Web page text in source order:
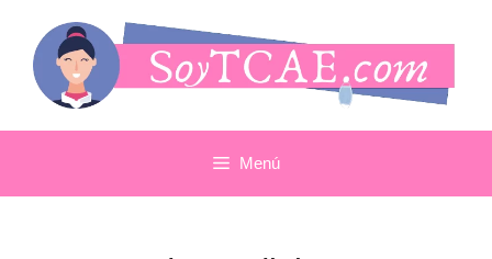
contenido
Menú